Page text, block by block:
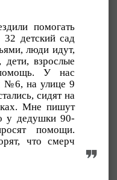
помогать
32 детский сад
люди идут,
взрослые
У нас
№6, на улице 9
сидят на
Мне пишут
у дедушки 90-
помощи.
что смерч